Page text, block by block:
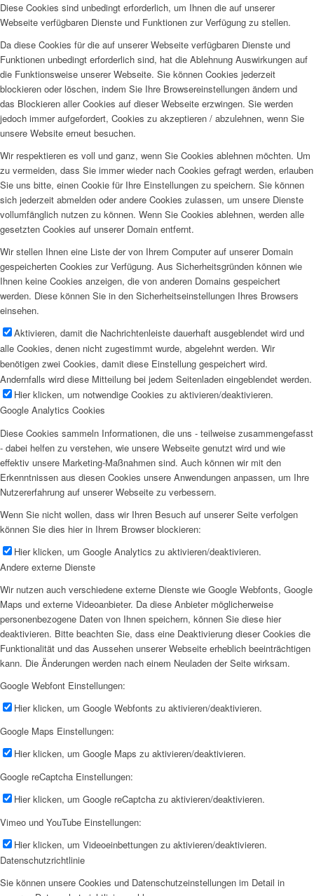
Diese Cookies sind unbedingt erforderlich, um Ihnen die auf unserer
Webseite verfügbaren Dienste und Funktionen zur Verfügung zu stellen.
Da diese Cookies für die auf unserer Webseite verfügbaren Dienste und
Funktionen unbedingt erforderlich sind, hat die Ablehnung Auswirkungen auf
die Funktionsweise unserer Webseite. Sie können Cookies jederzeit
blockieren oder löschen, indem Sie Ihre Browsereinstellungen ändern und
das Blockieren aller Cookies auf dieser Webseite erzwingen. Sie werden
jedoch immer aufgefordert, Cookies zu akzeptieren / abzulehnen, wenn Sie
unsere Website erneut besuchen.
Wir respektieren es voll und ganz, wenn Sie Cookies ablehnen möchten. Um
zu vermeiden, dass Sie immer wieder nach Cookies gefragt werden, erlauben
Sie uns bitte, einen Cookie für Ihre Einstellungen zu speichern. Sie können
sich jederzeit abmelden oder andere Cookies zulassen, um unsere Dienste
vollumfänglich nutzen zu können. Wenn Sie Cookies ablehnen, werden alle
gesetzten Cookies auf unserer Domain entfernt.
Wir stellen Ihnen eine Liste der von Ihrem Computer auf unserer Domain
gespeicherten Cookies zur Verfügung. Aus Sicherheitsgründen können wie
Ihnen keine Cookies anzeigen, die von anderen Domains gespeichert
werden. Diese können Sie in den Sicherheitseinstellungen Ihres Browsers
einsehen.
Aktivieren, damit die Nachrichtenleiste dauerhaft ausgeblendet wird und
alle Cookies, denen nicht zugestimmt wurde, abgelehnt werden. Wir
benötigen zwei Cookies, damit diese Einstellung gespeichert wird.
Andernfalls wird diese Mitteilung bei jedem Seitenladen eingeblendet werden.
Hier klicken, um notwendige Cookies zu aktivieren/deaktivieren.
Google Analytics Cookies
Diese Cookies sammeln Informationen, die uns - teilweise zusammengefasst
- dabei helfen zu verstehen, wie unsere Webseite genutzt wird und wie
effektiv unsere Marketing-Maßnahmen sind. Auch können wir mit den
Erkenntnissen aus diesen Cookies unsere Anwendungen anpassen, um Ihre
Nutzererfahrung auf unserer Webseite zu verbessern.
Wenn Sie nicht wollen, dass wir Ihren Besuch auf unserer Seite verfolgen
können Sie dies hier in Ihrem Browser blockieren:
Hier klicken, um Google Analytics zu aktivieren/deaktivieren.
Andere externe Dienste
Wir nutzen auch verschiedene externe Dienste wie Google Webfonts, Google
Maps und externe Videoanbieter. Da diese Anbieter möglicherweise
personenbezogene Daten von Ihnen speichern, können Sie diese hier
deaktivieren. Bitte beachten Sie, dass eine Deaktivierung dieser Cookies die
Funktionalität und das Aussehen unserer Webseite erheblich beeinträchtigen
kann. Die Änderungen werden nach einem Neuladen der Seite wirksam.
Google Webfont Einstellungen:
Hier klicken, um Google Webfonts zu aktivieren/deaktivieren.
Google Maps Einstellungen:
Hier klicken, um Google Maps zu aktivieren/deaktivieren.
Google reCaptcha Einstellungen:
Hier klicken, um Google reCaptcha zu aktivieren/deaktivieren.
Vimeo und YouTube Einstellungen:
Hier klicken, um Videoeinbettungen zu aktivieren/deaktivieren.
Datenschutzrichtlinie
Sie können unsere Cookies und Datenschutzeinstellungen im Detail in